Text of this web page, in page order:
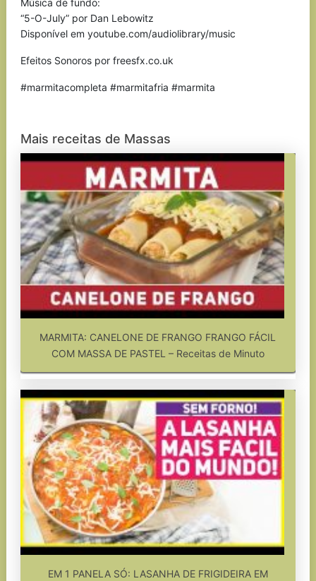
Música de fundo:
“5-O-July” por Dan Lebowitz
Disponível em youtube.com/audiolibrary/music
Efeitos Sonoros por freesfx.co.uk
#marmitacompleta #marmitafria #marmita
Mais receitas de Massas
MARMITA: CANELONE DE FRANGO FRANGO FÁCIL
COM MASSA DE PASTEL – Receitas de Minuto
EM 1 PANELA SÓ: LASANHA DE FRIGIDEIRA EM